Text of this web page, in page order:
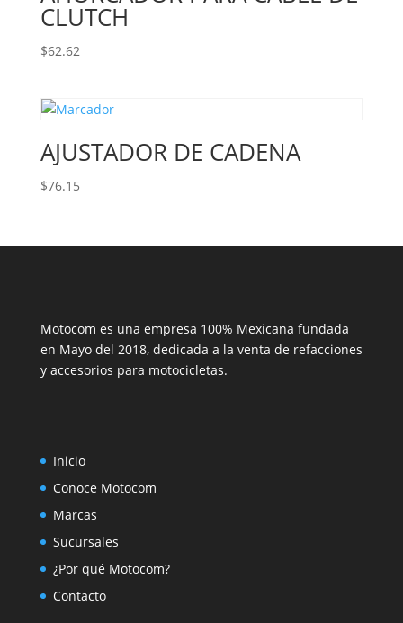
CLUTCH
$62.62
AJUSTADOR DE CADENA
$76.15
Motocom es una empresa 100% Mexicana fundada
en Mayo del 2018, dedicada a la venta de refacciones
y accesorios para motocicletas.
Inicio
Conoce Motocom
Marcas
Sucursales
¿Por qué Motocom?
Contacto